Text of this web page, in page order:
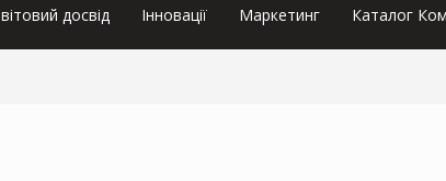
досвід Інновації Маркетинг Каталог